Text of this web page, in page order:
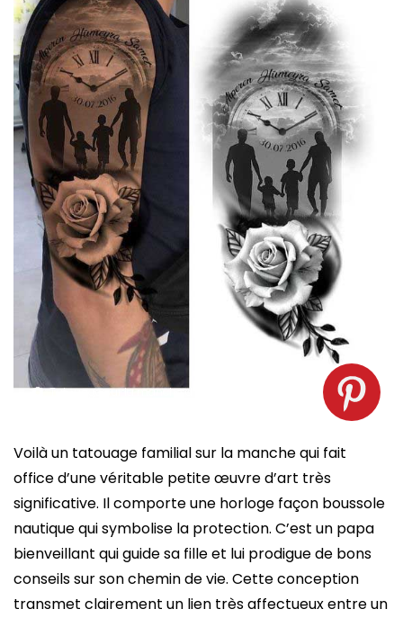
Tatouage sur la manche d’un père et une mère
Voilà un tatouage familial sur la manche qui fait
office d’une véritable petite œuvre d’art très
significative. Il comporte une horloge façon boussole
nautique qui symbolise la protection. C’est un papa
bienveillant qui guide sa fille et lui prodigue de bons
conseils sur son chemin de vie. Cette conception
transmet clairement un lien très affectueux entre un